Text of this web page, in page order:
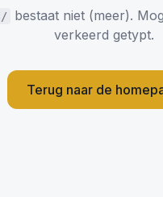
bestaat niet (meer).
verkeerd getypt.
Terug naar de